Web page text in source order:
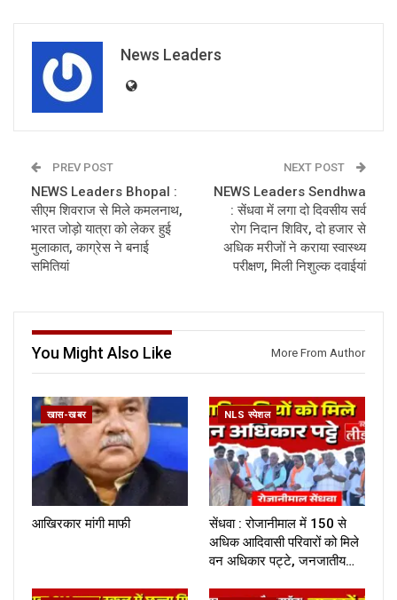
News Leaders
PREV POST
NEWS Leaders Bhopal :
सीएम शिवराज से मिले कमलनाथ,
भारत जोड़ो यात्रा को लेकर हुई
मुलाकात, काग्रेस ने बनाई
समितियां
NEXT POST
NEWS Leaders Sendhwa
: सेंधवा में लगा दो दिवसीय सर्व
रोग निदान शिविर, दो हजार से
अधिक मरीजों ने कराया स्वास्थ्य
परीक्षण, मिली निशुल्क दवाईयां
You Might Also Like More From Author
खास-खबर
आखिरकार मांगी माफी
NLS स्पेशल
सेंधवा : रोजानीमाल में 150 से
अधिक आदिवासी परिवारों को मिले
वन अधिकार पट्टे, जनजातीय…